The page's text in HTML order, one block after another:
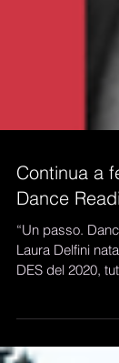
Continua a
Dance
“Un passo.